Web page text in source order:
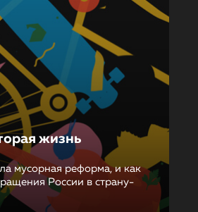
жизнь
мусорная реформа, и как
России в страну-